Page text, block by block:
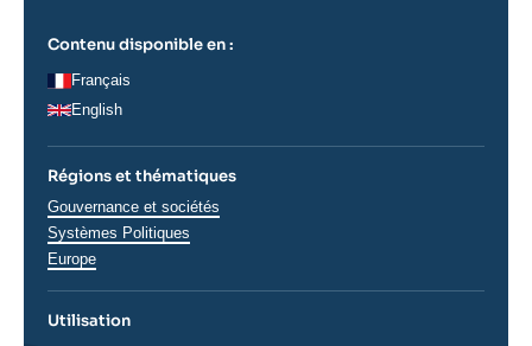
Contenu disponible en :
Français
English
Régions et thématiques
Thématiques
analyses
Gouvernance et sociétés
Systèmes Politiques
Régions
Europe
Utilisation